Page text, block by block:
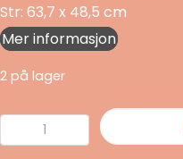
Str: 63,7 x 48,5 cm
Mer informasjon
2 på lager
Hopp
i